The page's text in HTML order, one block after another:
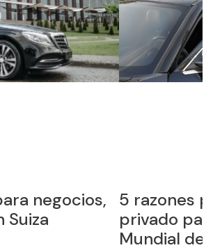
para reservar un chófer
el Foro Económico
Davos (WEF 2026)